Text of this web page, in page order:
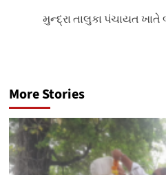
મુન્દ્રા તાલુકા પંચાયત ખાતે
More Stories